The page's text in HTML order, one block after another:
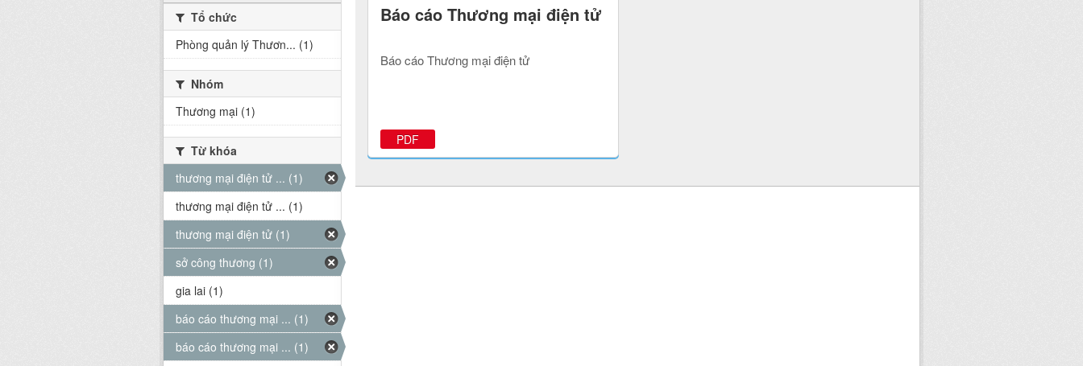
Báo cáo Thương mại điện tử
Báo cáo Thương mại điện tử
PDF
Tổ chức
Phòng quản lý Thươn... (1)
Nhóm
Thương mại (1)
Từ khóa
thương mại điện tử ... (1)
thương mại điện tử ... (1)
thương mại điện tử (1)
sở công thương (1)
gia lai (1)
báo cáo thương mại ... (1)
báo cáo thương mại ... (1)